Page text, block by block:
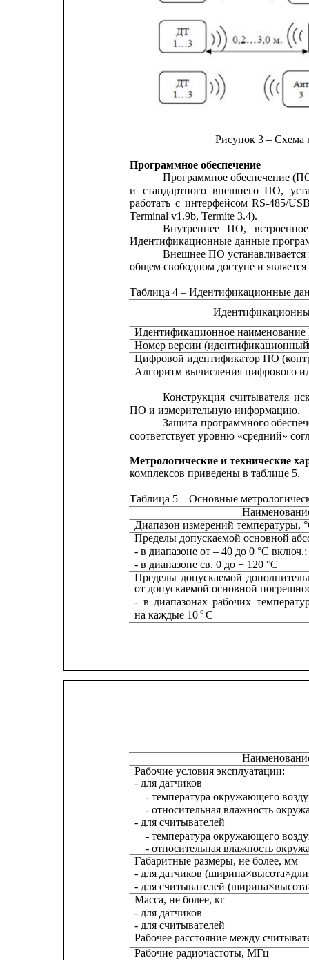
Рисунок 3 – Схема
Программное обеспечение
Программное обеспечение
и
стандартного внешнего ПО,
работать с интерфейсом RS-485/
Terminal v1.9b, Termite 3.4).
Внутреннее
ПО,
встроенное
Идентификационные данные
Внешнее ПО устанавливается
общем свободном доступе и
Таблица 4 – Идентификационные
Идентификационное
Номер версии
Цифровой идентификатор ПО
Алгоритм вычисления цифрового
Конструкция считывателя
ПО и измерительную информацию.
Защита программного
соответствует уровню «средний»
Метрологические и технические
комплексов приведены в таблице 5.
Таблица 5 – Основные
Диапазон измерений температуры,
Пределы допускаемой основной
- в диапазоне от – 40 до 0 °С включ.;
- в диапазоне св. 0 до + 120 °С
Пределы допускаемой
от допускаемой основной
- в диапазонах рабочих
на каждые 10 о С
Рабочие условия эксплуатации:
- для датчиков
- температура окружающего
- относительная влажность
- для считывателей
- температура окружающего
- относительная влажность
Габаритные размеры, не более, мм
- для датчиков
- для считывателей
Масса, не более, кг
- для датчиков
- для считывателей
Рабочее расстояние между
Рабочие радиочастоты, МГц